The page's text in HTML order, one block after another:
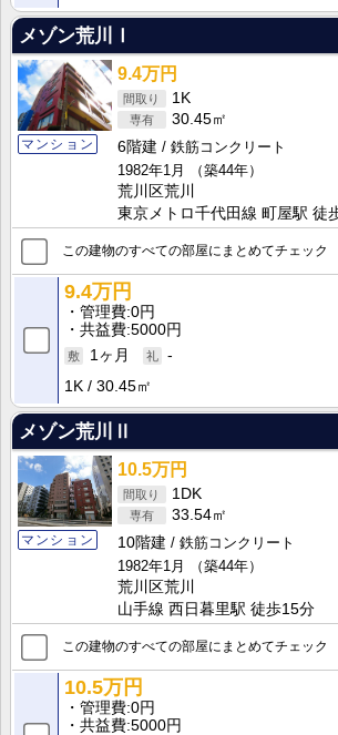
メゾン荒川Ⅰ
マンション
9.4万円
1K
30.45㎡
6階建
鉄筋コンクリート
1982年1月
（築44年）
荒川区荒川
東京メトロ千代田線 町屋駅 徒
この建物のすべての部屋にまとめてチェック
9.4万円
管理費 0円
共益費 5000円
1ヶ月
-
1K
30.45㎡
メゾン荒川Ⅱ
マンション
10.5万円
1DK
33.54㎡
10階建
鉄筋コンクリート
1982年1月
（築44年）
荒川区荒川
山手線 西日暮里駅 徒歩15分
この建物のすべての部屋にまとめてチェック
10.5万円
管理費 0円
共益費 5000円